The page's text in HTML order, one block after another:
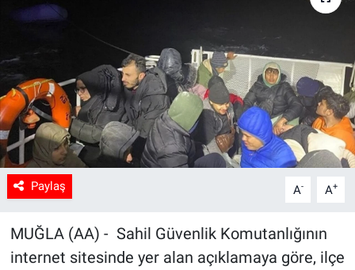
Paylaş A- A+
MUĞLA (AA) - Sahil Güvenlik Komutanlığının
internet sitesinde yer alan açıklamaya göre, ilçe
Sağlık
Yaşam
Tarım